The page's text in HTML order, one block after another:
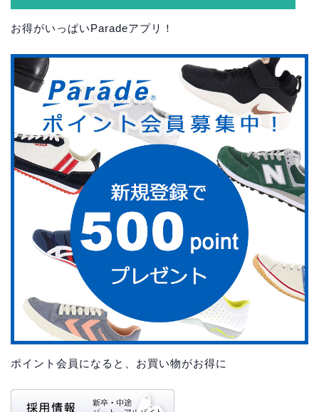
お得がいっぱいParadeアプリ！
ポイント会員になると、お買い物がお得に